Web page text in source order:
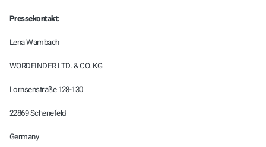
Pressekontakt:
Lena Wambach
WORDFINDER LTD. & CO. KG
Lornsenstraße 128-130
22869 Schenefeld
Germany